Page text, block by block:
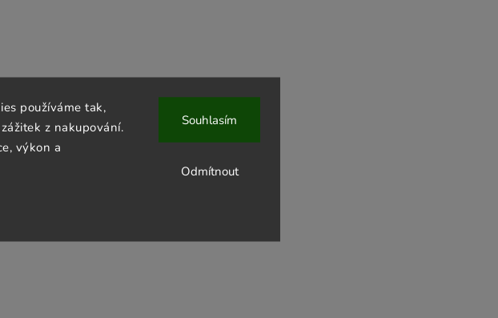
používáme tak,
z nakupování.
výkon a
Odmítnout
Souhlasím